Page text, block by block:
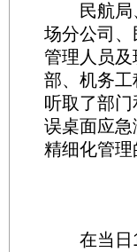
民航局、
场分公司
管理人员
部、机务
听取了部
误桌面应
精细化管理
在当日